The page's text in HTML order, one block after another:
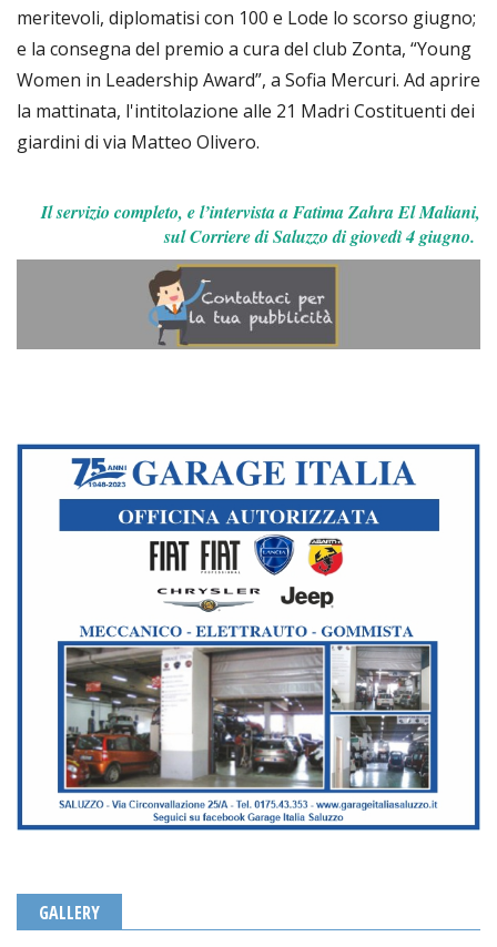
meritevoli, diplomatisi con 100 e Lode lo scorso giugno;
e la consegna del premio a cura del club Zonta, “Young
Women in Leadership Award”, a Sofia Mercuri. Ad aprire
la mattinata, l'intitolazione alle 21 Madri Costituenti dei
giardini di via Matteo Olivero.
Il servizio completo, e l’intervista a Fatima Zahra El Maliani,
sul Corriere di Saluzzo di giovedì 4 giugno.
GALLERY